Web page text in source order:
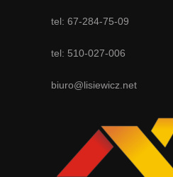
tel: 67-284-75-09
tel: 510-027-006
biuro@lisiewicz.net